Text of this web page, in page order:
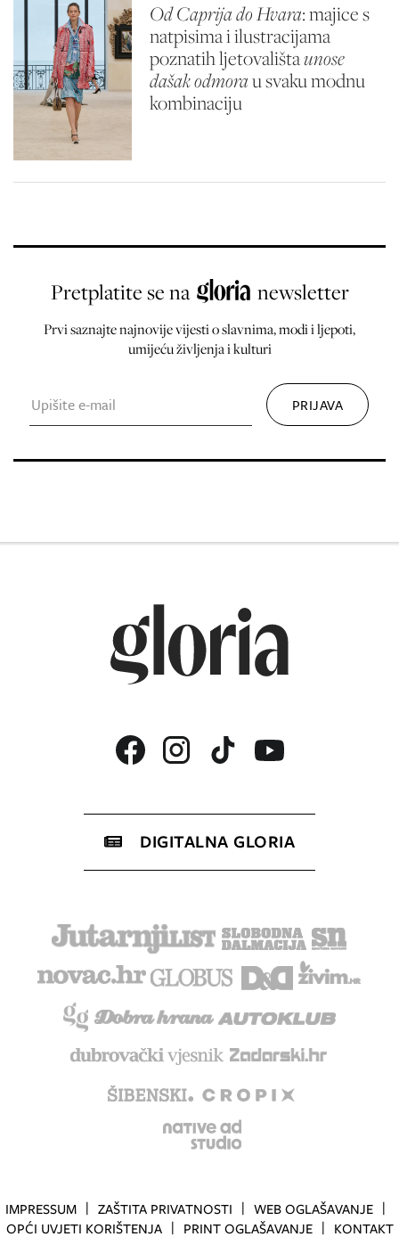
Od Caprija do Hvara: majice s
natpisima i ilustracijama
poznatih ljetovalištaunose
dašak odmorau svaku modnu
kombinaciju
Pretplatite se na newsletter
Prvi saznajte najnovije vijesti o slavnima, modi i ljepoti,
umijeću življenja i kulturi
DIGITALNA GLORIA
IMPRESSUM ZAŠTITA PRIVATNOSTI
WEB OGLAŠAVANJE
OPĆI UVJETI KORIŠTENJA
PRINT OGLAŠAVANJE KONTAKT